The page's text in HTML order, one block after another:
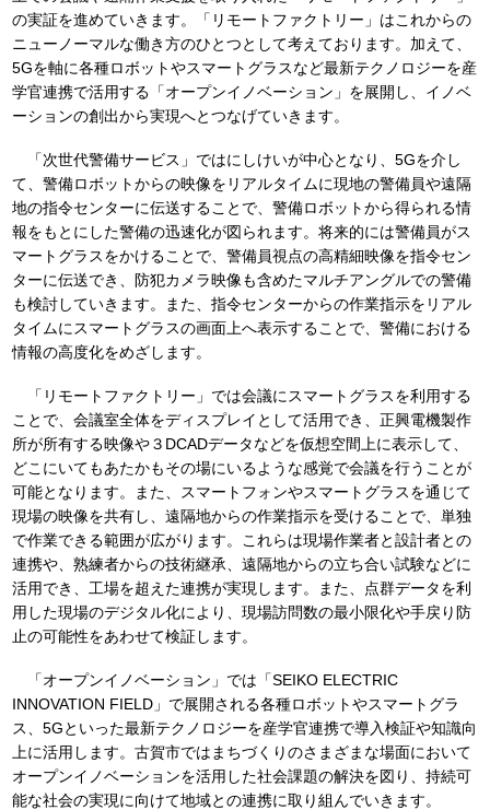
の実証を進めていきます。「リモートファクトリー」はこれからの
ニューノーマルな働き方のひとつとして考えております。加えて、
5Gを軸に各種ロボットやスマートグラスなど最新テクノロジーを産
学官連携で活用する「オープンイノベーション」を展開し、イノベ
ーションの創出から実現へとつなげていきます。
「次世代警備サービス」ではにしけいが中心となり、5Gを介し
て、警備ロボットからの映像をリアルタイムに現地の警備員や遠隔
地の指令センターに伝送することで、警備ロボットから得られる情
報をもとにした警備の迅速化が図られます。将来的には警備員がス
マートグラスをかけることで、警備員視点の高精細映像を指令セン
ターに伝送でき、防犯カメラ映像も含めたマルチアングルでの警備
も検討していきます。また、指令センターからの作業指示をリアル
タイムにスマートグラスの画面上へ表示することで、警備における
情報の高度化をめざします。
「リモートファクトリー」では会議にスマートグラスを利用する
ことで、会議室全体をディスプレイとして活用でき、正興電機製作
所が所有する映像や３DCADデータなどを仮想空間上に表示して、
どこにいてもあたかもその場にいるような感覚で会議を行うことが
可能となります。また、スマートフォンやスマートグラスを通じて
現場の映像を共有し、遠隔地からの作業指示を受けることで、単独
で作業できる範囲が広がります。これらは現場作業者と設計者との
連携や、熟練者からの技術継承、遠隔地からの立ち合い試験などに
活用でき、工場を超えた連携が実現します。また、点群データを利
用した現場のデジタル化により、現場訪問数の最小限化や手戻り防
止の可能性をあわせて検証します。
「オープンイノベーション」では「SEIKO ELECTRIC
INNOVATION FIELD」で展開される各種ロボットやスマートグラ
ス、5Gといった最新テクノロジーを産学官連携で導入検証や知識向
上に活用します。古賀市ではまちづくりのさまざまな場面において
オープンイノベーションを活用した社会課題の解決を図り、持続可
能な社会の実現に向けて地域との連携に取り組んでいきます。